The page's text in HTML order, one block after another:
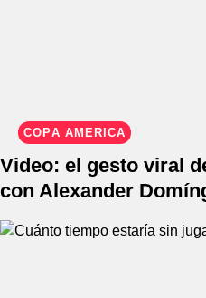
COPA AMÉRICA
Video: el gesto viral
con Alexander